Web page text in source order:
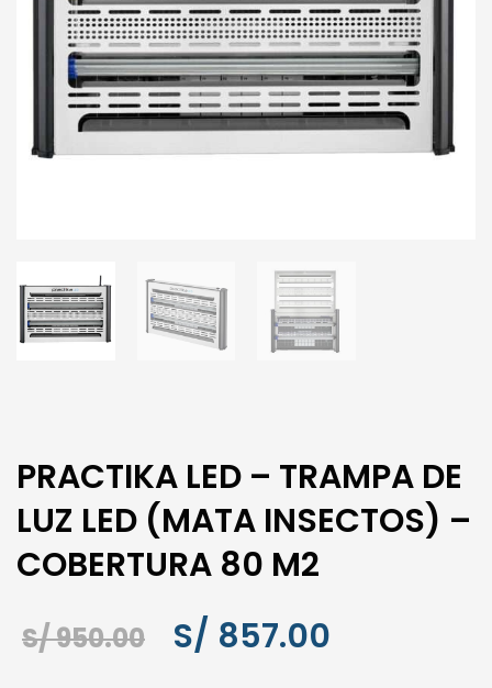
PRACTIKA LED – TRAMPA DE
LUZ LED (MATA INSECTOS) –
COBERTURA 80 M2
S/950.00
El
S/ 857.00